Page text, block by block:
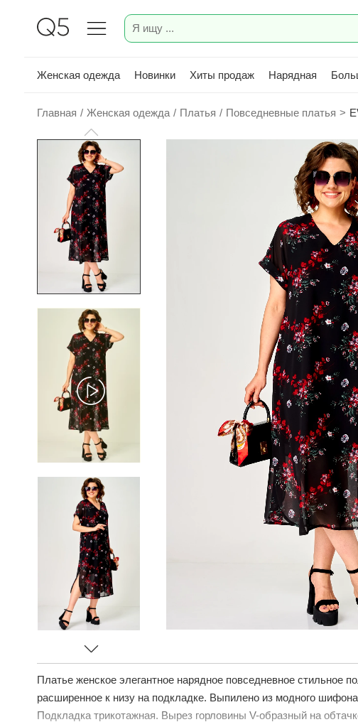
Женская одежда Новинки Хиты продаж Нарядная
Главная / Женская одежда / Платья / Повседневные платья >
Платье женское элегантное нарядное повседневное стильное
расширенное к низу на подкладке. Выпилено из модного
Подкладка трикотажная. Вырез горловины V-образный на